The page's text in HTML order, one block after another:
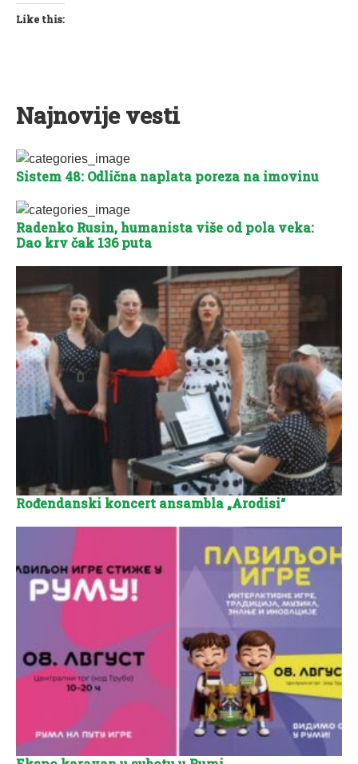
Like this:
Najnovije vesti
Sistem 48: Odlična naplata poreza na imovinu
Radenko Rusin, humanista više od pola veka:
Dao krv čak 136 puta
Rođendanski koncert ansambla „Arodisi“